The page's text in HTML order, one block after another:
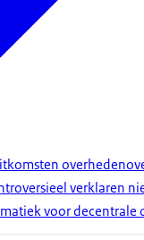
verklaren
voor decentrale